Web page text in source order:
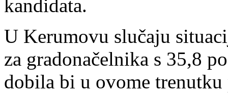
kandidata.
U Kerumovu slučaju
za gradonačelnika s 35,8
dobila bi u ovome